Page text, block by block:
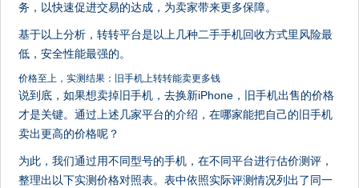
务，以快速促进交易的达成，为卖家带来更多保障。
基于以上分析，转转平台是以上几种二手手机回收方式里风险最
低，安全性能最强的。
价格至上，实测结果：旧手机上转转能卖更多钱
说到底，如果想卖掉旧手机，去换新iPhone，旧手机出售的价格
才是关键。通过上述几家平台的介绍，在哪家能把自己的旧手机
卖出更高的价格呢？
为此，我们通过用不同型号的手机，在不同平台进行估价测评，
整理出以下实测价格对照表。表中依照实际评测情况列出了同一